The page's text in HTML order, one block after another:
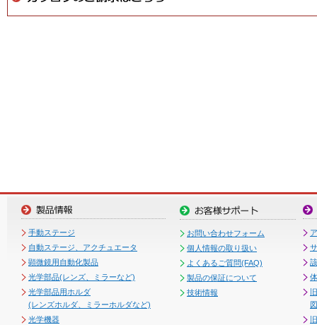
手動ステージ
自動ステージ、アクチュエータ
顕微鏡用自動化製品
光学部品(レンズ、ミラーなど)
光学部品用ホルダ
(レンズホルダ、ミラーホルダなど)
光学機器
お問い合わせフォーム
個人情報の取り扱い
よくあるご質問(FAQ)
製品の保証について
技術情報